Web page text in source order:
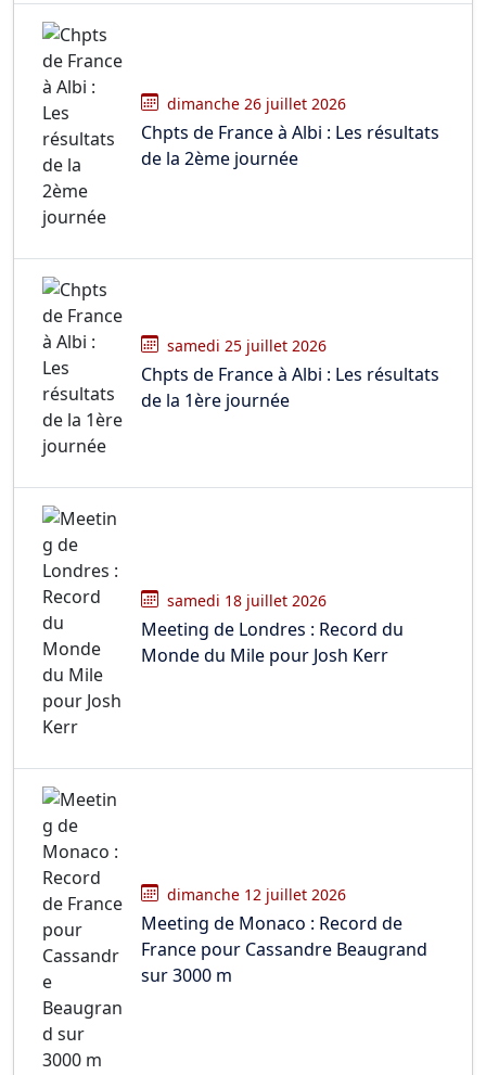
dimanche 26 juillet 2026
Chpts de France à Albi : Les résultats
de la 2ème journée
samedi 25 juillet 2026
Chpts de France à Albi : Les résultats
de la 1ère journée
samedi 18 juillet 2026
Meeting de Londres : Record du
Monde du Mile pour Josh Kerr
dimanche 12 juillet 2026
Meeting de Monaco : Record de
France pour Cassandre Beaugrand
sur 3000 m